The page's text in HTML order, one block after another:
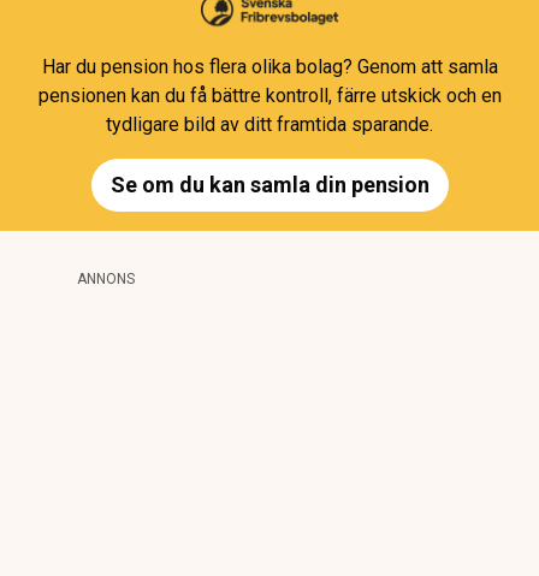
Har du pension hos flera olika bolag? Genom att samla
pensionen kan du få bättre kontroll, färre utskick och en
tydligare bild av ditt framtida sparande.
Se om du kan samla din pension
ANNONS